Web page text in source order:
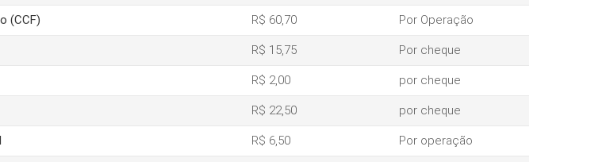
(CCF) R$ 60,70 Por Operação
R$ 15,75 Por cheque
R$ 2,00 por cheque
R$ 22,50 por cheque
R$ 6,50 Por operação